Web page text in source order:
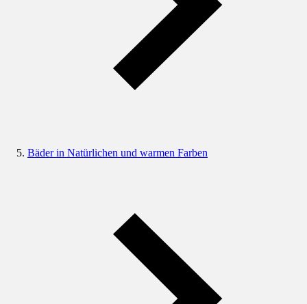
Bäder in Natürlichen und warmen Farben